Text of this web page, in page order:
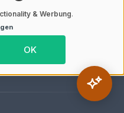
36 Artikel
& Werbung.
OK